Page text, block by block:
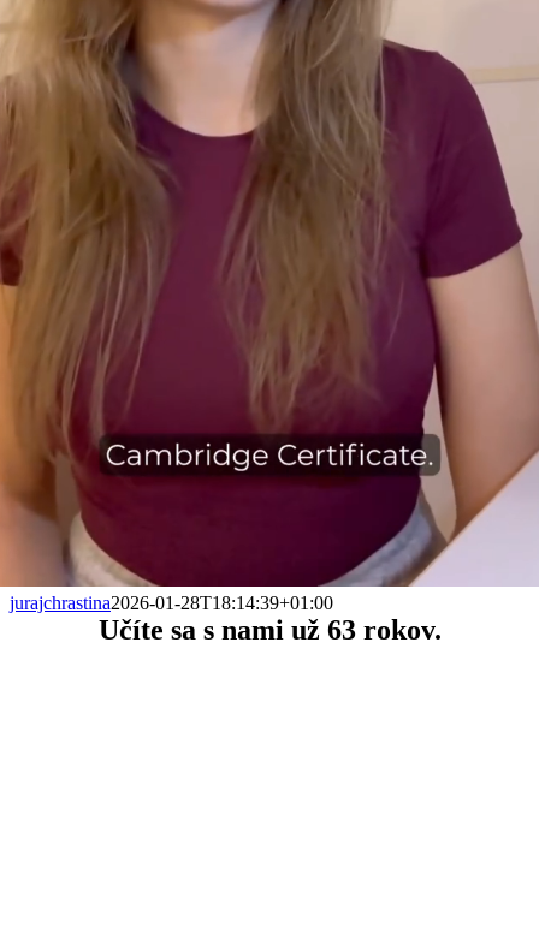
jurajchrastina2026-01-28T18:14:39+01:00
Učíte sa s nami už 63 rokov.